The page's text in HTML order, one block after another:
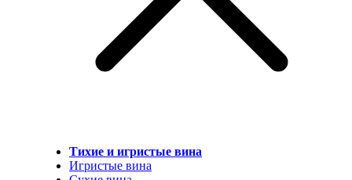
Тихие и игристые вина
Игристые вина